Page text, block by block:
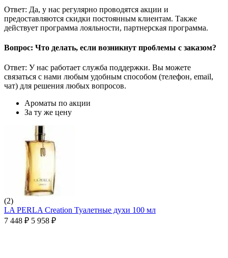
Ответ: Да, у нас регулярно проводятся акции и
предоставляются скидки постоянным клиентам. Также
действует программа лояльности, партнерская программа.
Вопрос: Что делать, если возникнут проблемы с заказом?
Ответ: У нас работает служба поддержки. Вы можете
связаться с нами любым удобным способом (телефон, email,
чат) для решения любых вопросов.
Ароматы по акции
За ту же цену
(2)
LA PERLA Creation Туалетные духи 100 мл
7 448 ₽ 5 958 ₽